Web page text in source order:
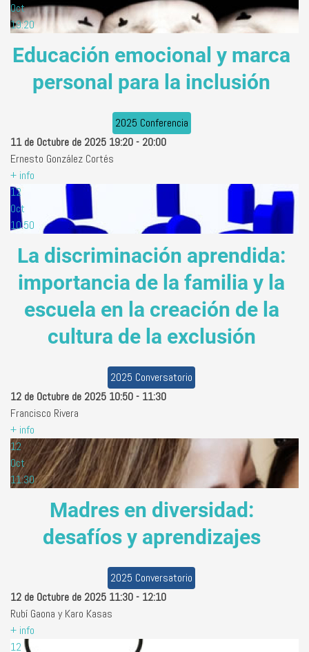
Oct
19:20
Educación emocional y marca
personal para la inclusión
2025 Conferencia
11 de Octubre de 2025 19:20- 20:00
Ernesto González Cortés
+ info
12
Oct
10:50
La discriminación aprendida:
importancia de la familia y la
escuela en la creación de la
cultura de la exclusión
2025 Conversatorio
12 de Octubre de 2025 10:50- 11:30
Francisco Rivera
+ info
12
Oct
11:30
Madres en diversidad:
desafíos y aprendizajes
2025 Conversatorio
12 de Octubre de 2025 11:30- 12:10
Rubí Gaona y Karo Kasas
+ info
12